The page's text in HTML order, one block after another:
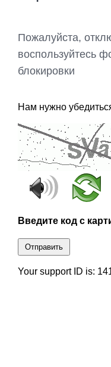
Пожалуйста,
воспользуйтесь
блокировки
Нам нужно
Введите код с
Отправить
Your support ID is: